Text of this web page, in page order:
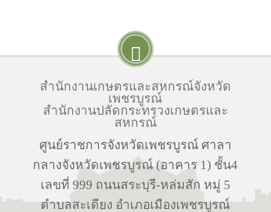
สำนักงานเกษตรและสหกรณ์จังหวัด
เพชรบูรณ์
สำนักงานปลัดกระทรวงเกษตรและ
สหกรณ์
ศูนย์ราชการจังหวัดเพชรบูรณ์ ศาลา
กลางจังหวัดเพชรบูรณ์ (อาคาร 1) ชั้น4
เลขที่ 999 ถนนสระบุรี-หล่มสัก หมู่ 5
ตำบลสะเดียง อำเภอเมืองเพชรบูรณ์